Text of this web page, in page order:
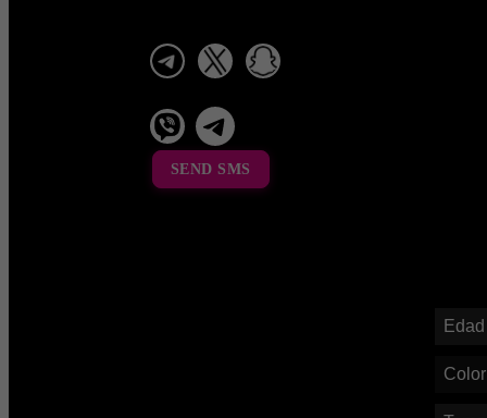
telegram
viber
SEND SMS
Edad